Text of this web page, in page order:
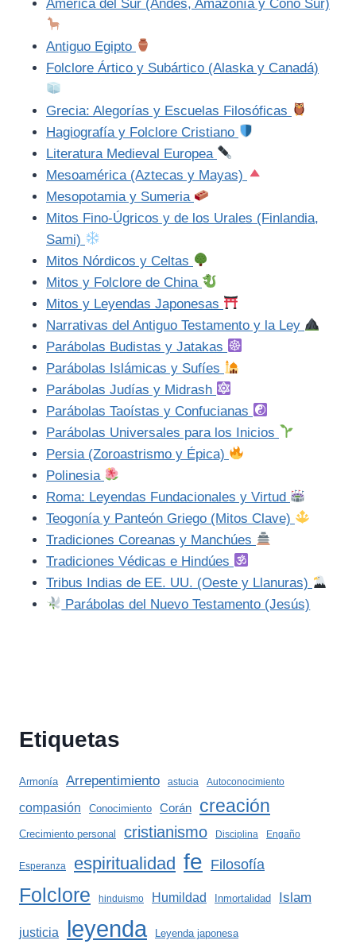
América del Sur (Andes, Amazonía y Cono Sur)
Antiguo Egipto
Folclore Ártico y Subártico (Alaska y Canadá)
Grecia: Alegorías y Escuelas Filosóficas
Hagiografía y Folclore Cristiano
Literatura Medieval Europea
Mesoamérica (Aztecas y Mayas)
Mesopotamia y Sumeria
Mitos Fino-Úgricos y de los Urales (Finlandia,
Sami)
Mitos Nórdicos y Celtas
Mitos y Folclore de China
Mitos y Leyendas Japonesas
Narrativas del Antiguo Testamento y la Ley
Parábolas Budistas y Jatakas
Parábolas Islámicas y Sufíes
Parábolas Judías y Midrash
Parábolas Taoístas y Confucianas
Parábolas Universales para los Inicios
Persia (Zoroastrismo y Épica)
Polinesia
Roma: Leyendas Fundacionales y Virtud
Teogonía y Panteón Griego (Mitos Clave)
Tradiciones Coreanas y Manchúes
Tradiciones Védicas e Hindúes
Tribus Indias de EE. UU. (Oeste y Llanuras)
Parábolas del Nuevo Testamento (Jesús)
Etiquetas
Armonía Arrepentimiento astucia Autoconocimiento
compasión Conocimiento Corán creación
Crecimiento personal cristianismo Disciplina Engaño
Esperanza espiritualidad fe Filosofía
Folclore hinduismo Humildad Inmortalidad Islam
justicia leyenda Leyenda japonesa